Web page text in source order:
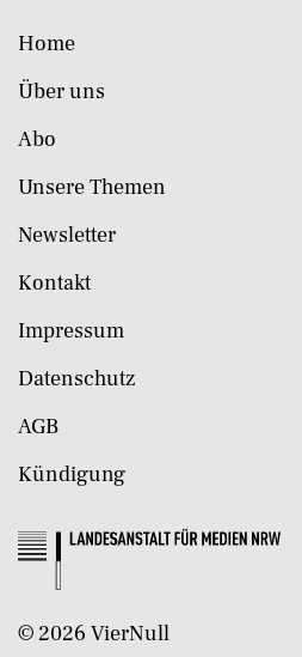
Home
Über uns
Abo
Unsere Themen
Newsletter
Kontakt
Impressum
Datenschutz
AGB
Kündigung
© 2026 VierNull